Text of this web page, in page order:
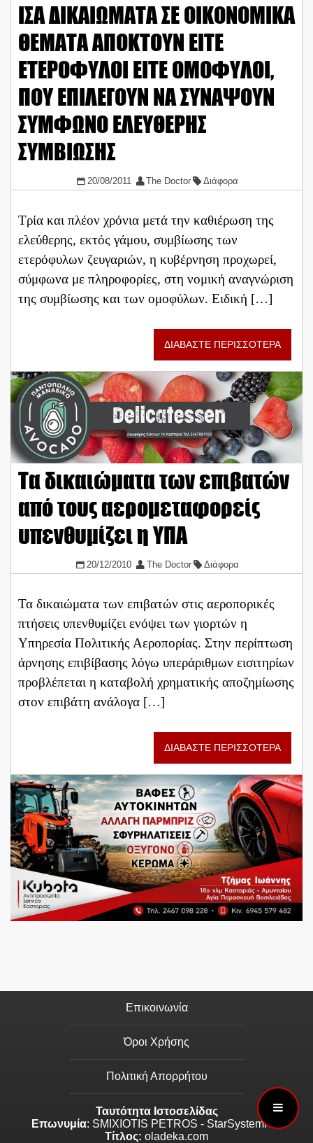
ΙΣΑ ΔΙΚΑΙΩΜΑΤΑ ΣΕ ΟΙΚΟΝΟΜΙΚΑ
ΘΕΜΑΤΑ ΑΠΟΚΤΟΥΝ ΕΙΤΕ
ΕΤΕΡΟΦΥΛΟΙ ΕΙΤΕ ΟΜΟΦΥΛΟΙ,
ΠΟΥ ΕΠΙΛΕΓΟΥΝ ΝΑ ΣΥΝΑΨΟΥΝ
ΣΥΜΦΩΝΟ ΕΛΕΥΘΕΡΗΣ
ΣΥΜΒΙΩΣΗΣ
20/08/2011 The Doctor Διάφορα
Τρία και πλέον χρόνια μετά την καθιέρωση της
ελεύθερης, εκτός γάμου, συμβίωσης των
ετερόφυλων ζευγαριών, η κυβέρνηση προχωρεί,
σύμφωνα με πληροφορίες, στη νομική αναγνώριση
της συμβίωσης και των ομοφύλων. Ειδική […]
ΔΙΑΒΑΣΤΕ ΠΕΡΙΣΣΟΤΕΡΑ
Τα δικαιώματα των επιβατών
από τους αερομεταφορείς
υπενθυμίζει η ΥΠΑ
20/12/2010 The Doctor Διάφορα
Τα δικαιώματα των επιβατών στις αεροπορικές
πτήσεις υπενθυμίζει ενόψει των γιορτών η
Υπηρεσία Πολιτικής Αεροπορίας. Στην περίπτωση
άρνησης επιβίβασης λόγω υπεράριθμων εισιτηρίων
προβλέπεται η καταβολή χρηματικής αποζημίωσης
στον επιβάτη ανάλογα […]
ΔΙΑΒΑΣΤΕ ΠΕΡΙΣΣΟΤΕΡΑ
Επικοινωνία
Όροι Χρήσης
Πολιτική Απορρήτου
Ταυτότητα Ιστοσελίδας
Επωνυμία: SMIXIOTIS PETROS - StarSystemPro
Τίτλος: oladeka.com